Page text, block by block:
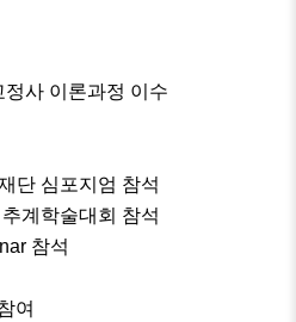
사 이론과정 이수
단 심포지엄 참석
계학술대회 참석
참석
여